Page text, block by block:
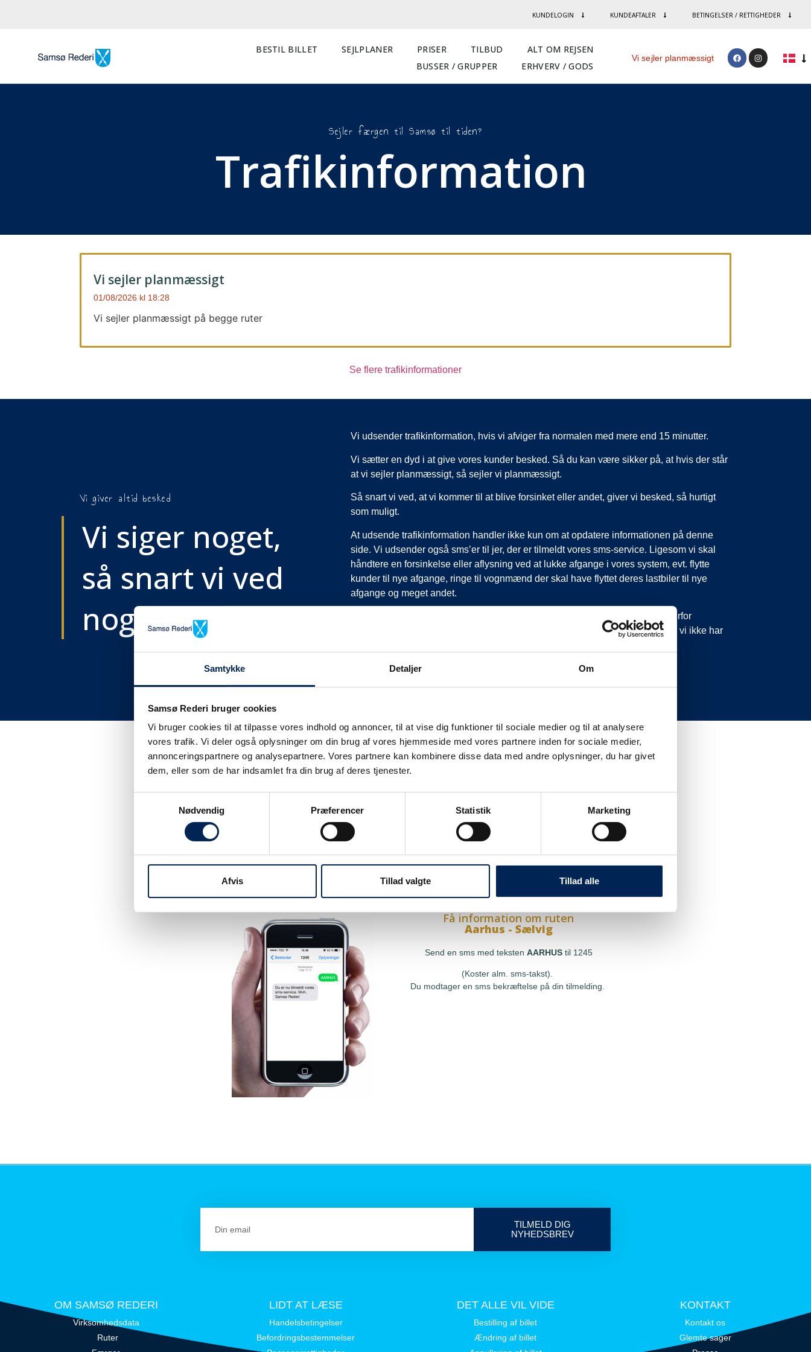
Samtykke Detaljer Om
Samsø Rederi bruger cookies
Vi bruger cookies til at tilpasse vores indhold og annoncer, til at vise dig funktioner til sociale medier og til at analysere
vores trafik. Vi deler også oplysninger om din brug af vores hjemmeside med vores partnere inden for sociale medier,
annonceringspartnere og analysepartnere. Vores partnere kan kombinere disse data med andre oplysninger, du har givet
dem, eller som de har indsamlet fra din brug af deres tjenester.
Nødvendig
Præferencer Statistik Marketing
Afvis Tillad valgte Tillad alle
KUNDELOGIN KUNDEAFTALER BETINGELSER / RETTIGHEDER
BESTIL BILLET SEJLPLANER PRISER TILBUD
ALT OM REJSEN
BUSSER / GRUPPER
ERHVERV / GODS
Vi sejler planmæssigt
Sejler færgen til Samsø til tiden?
Trafikinformation
Vi sejler planmæssigt
01/08/2026 18:28
Vi sejler planmæssigt på begge ruter
Se flere trafikinformationer
Vi giver altid besked
Vi siger noget,
så snart vi ved
noget..
Vi udsender trafikinformation, hvis vi afviger fra normalen med mere end 15 minutter.
Vi sætter en dyd i at give vores kunder besked. Så du kan være sikker på, at hvis der står
at vi sejler planmæssigt, så sejler vi planmæssigt.
Så snart vi ved, at vi kommer til at blive forsinket eller andet, giver vi besked, så hurtigt
som muligt.
At udsende trafikinformation handler ikke kun om at opdatere informationen på denne
side. Vi udsender også sms’er til jer, der er tilmeldt vores sms-service. Ligesom vi skal
håndtere en forsinkelse eller aflysning ved at lukke afgange i vores system, evt. flytte
kunder til nye afgange, ringe til vognmænd der skal have flyttet deres lastbiler til nye
afgange og meget andet.
Vi har derfor altid meget travlt, når vi oplever forsinkelser eller aflysninger. Derfor
opfordrer vi jer til at følge med her på siden og ikke ringe eller skrive til os, da vi ikke har
Vi takker for jeres forståelse.
Få trafikinformation
på sms
Tilmeld dig vores sms-service, så kan du
Få information om ruten
Hou - Sælvig
Du modtager en sms bekræftelse på din tilmelding.
Få information om ruten
Aarhus - Sælvig
Send en sms med teksten AARHUStil 1245
(Koster alm. sms-takst).
Du modtager en sms bekræftelse på din tilmelding.
TILMELD DIG
NYHEDSBREV
OM SAMSØ REDERI
Virksomhedsdata
Ruter
LIDT AT LÆSE
Handelsbetingelser
Befordringsbestemmelser
DET ALLE VIL VIDE
Bestilling af billet
Ændring af billet
KONTAKT
Kontakt os
Glemte sager